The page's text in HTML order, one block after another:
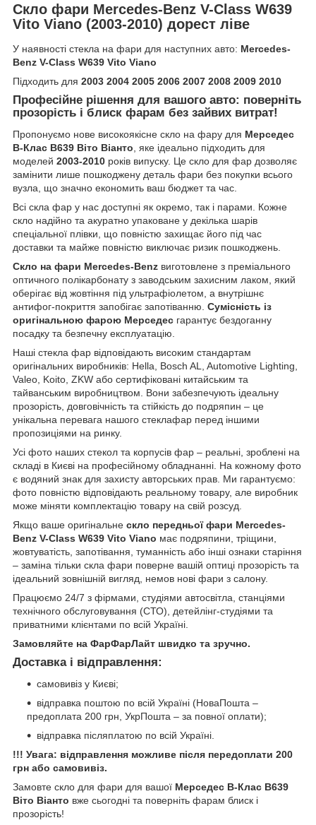
Скло фари Mercedes-Benz V-Class W639
Vito Viano (2003-2010) дорест ліве
У наявності стекла на фари для наступних авто: Mercedes-
Benz V-Class W639 Vito Viano
Підходить для 2003 2004 2005 2006 2007 2008 2009 2010
Професійне рішення для вашого авто: поверніть
прозорість і блиск фарам без зайвих витрат!
Пропонуємо нове високоякісне скло на фару для Мерседес
В-Клас В639 Віто Віанто, яке ідеально підходить для
моделей 2003-2010 років випуску. Це скло для фар дозволяє
замінити лише пошкоджену деталь фари без покупки всього
вузла, що значно економить ваш бюджет та час.
Всі скла фар у нас доступні як окремо, так і парами. Кожне
скло надійно та акуратно упаковане у декілька шарів
спеціальної плівки, що повністю захищає його під час
доставки та майже повністю виключає ризик пошкоджень.
Скло на фари Mercedes-Benz виготовлене з преміального
оптичного полікарбонату з заводським захисним лаком, який
оберігає від жовтіння під ультрафіолетом, а внутрішнє
антифог-покриття запобігає запотіванню. Сумісність із
оригінальною фарою Мерседес гарантує бездоганну
посадку та безпечну експлуатацію.
Наші стекла фар відповідають високим стандартам
оригінальних виробників: Hella, Bosch AL, Automotive Lighting,
Valeo, Koito, ZKW або сертифіковані китайським та
тайванським виробництвом. Вони забезпечують ідеальну
прозорість, довговічність та стійкість до подряпин – це
унікальна перевага нашого стеклафар перед іншими
пропозиціями на ринку.
Усі фото наших стекол та корпусів фар – реальні, зроблені на
складі в Києві на професійному обладнанні. На кожному фото
є водяний знак для захисту авторських прав. Ми гарантуємо:
фото повністю відповідають реальному товару, але виробник
може міняти комплектацію товару на свій розсуд.
Якщо ваше оригінальне скло передньої фари Mercedes-
Benz V-Class W639 Vito Viano має подряпини, тріщини,
жовтуватість, запотівання, туманність або інші ознаки старіння
– заміна тільки скла фари поверне вашій оптиці прозорість та
ідеальний зовнішній вигляд, немов нові фари з салону.
Працюємо 24/7 з фірмами, студіями автосвітла, станціями
технічного обслуговування (СТО), детейлінг-студіями та
приватними клієнтами по всій Україні.
Замовляйте на ФарФарЛайт швидко та зручно.
Доставка і відправлення:
самовивіз у Києві;
відправка поштою по всій Україні (НоваПошта –
предоплата 200 грн, УкрПошта – за повної оплати);
відправка післяплатою по всій Україні.
!!! Увага: відправлення можливе після передоплати 200
грн або самовивіз.
Замовте скло для фари для вашої Мерседес В-Клас В639
Віто Віанто вже сьогодні та поверніть фарам блиск і
прозорість!